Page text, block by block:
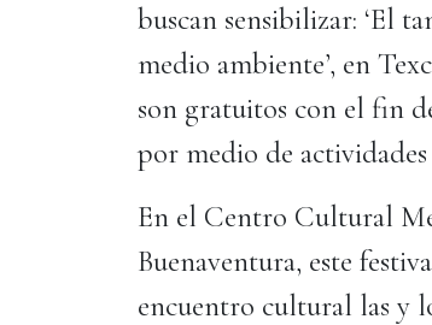
buscan sensibilizar: ‘El
medio ambiente’, en
son gratuitos con el fin
por medio de
En el Centro Cultural
Buenaventura, este
encuentro cultural las y